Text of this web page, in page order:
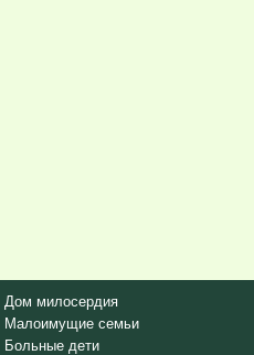
Дом милосердия
Малоимущие семьи
Больные дети